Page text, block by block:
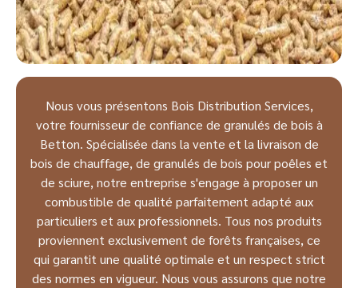
Nous vous présentons Bois Distribution Services,
votre fournisseur de confiance de granulés de bois à
Betton. Spécialisée dans la vente et la livraison de
bois de chauffage, de granulés de bois pour poêles et
de sciure, notre entreprise s'engage à proposer un
combustible de qualité parfaitement adapté aux
particuliers et aux professionnels. Tous nos produits
proviennent exclusivement de forêts françaises, ce
qui garantit une qualité optimale et un respect strict
des normes en vigueur. Nous vous assurons que notre